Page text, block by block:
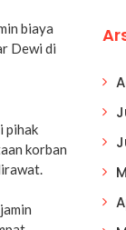
biaya
Dewi di
pihak
korban